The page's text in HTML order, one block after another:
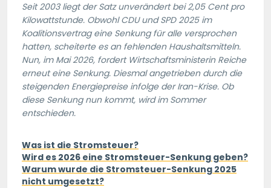
Seit 2003 liegt der Satz unverändert bei 2,05 Cent pro
Kilowattstunde. Obwohl CDU und SPD 2025 im
Koalitionsvertrag eine Senkung für alle versprochen
hatten, scheiterte es an fehlenden Haushaltsmitteln.
Nun, im Mai 2026, fordert Wirtschaftsministerin Reiche
erneut eine Senkung. Diesmal angetrieben durch die
steigenden Energiepreise infolge der Iran-Krise. Ob
diese Senkung nun kommt, wird im Sommer
entschieden.
Was ist die Stromsteuer?
Wird es 2026 eine Stromsteuer-Senkung geben?
Warum wurde die Stromsteuer-Senkung 2025
nicht umgesetzt?